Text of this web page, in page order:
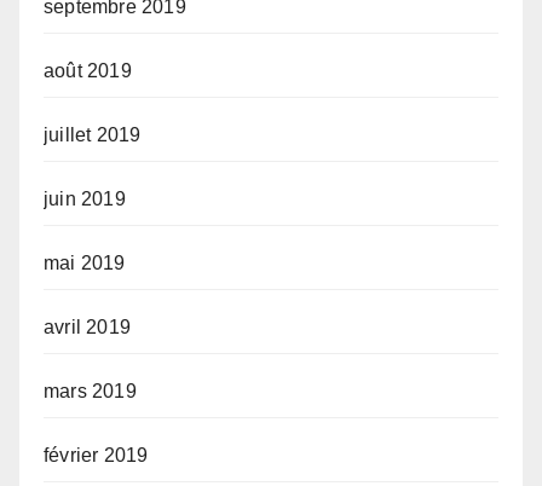
septembre 2019
août 2019
juillet 2019
juin 2019
mai 2019
avril 2019
mars 2019
février 2019